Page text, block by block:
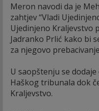
Meron navodi da je
zahtjev “Vladi
Ujedinjeno Kraljevstvo
Jadranko Prlić kako bi
za njegovo
U saopštenju se
Haškog tribunala dok
Kraljevstvo.